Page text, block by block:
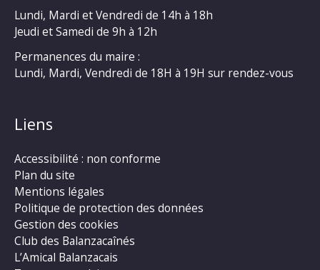
Lundi, Mardi et Vendredi de 14h à 18h
Jeudi et Samedi de 9h à 12h
Permanences du maire :
Lundi, Mardi, Vendredi de 18H à 19H sur rendez-vous
Liens
Accessibilité : non conforme
Plan du site
Mentions légales
Politique de protection des données
Gestion des cookies
Club des Balanzacaînés
L’Amical Balanzacais